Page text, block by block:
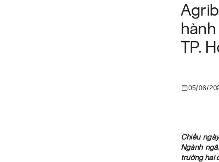
TP.
05/06/
Chiều
Ngành
trưởng hai